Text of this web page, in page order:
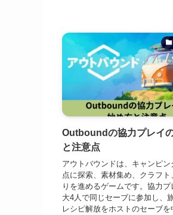
Outboundの協力プレイ
と注意点
アウトバウンドは、キャンピン
点に探索、素材集め、クラフト
りを進めるゲームです。協力
大4人で同じセーブに参加し、
レシピ解放をホストのセーブを